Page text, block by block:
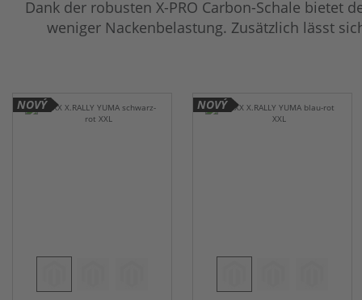
Dank der robusten X-PRO Carbon-Schale bietet
weniger Nackenbelastung. Zusätzlich lässt
NOVÝ NOVÝ